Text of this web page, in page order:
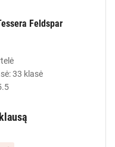
Feldspar
33 klasė